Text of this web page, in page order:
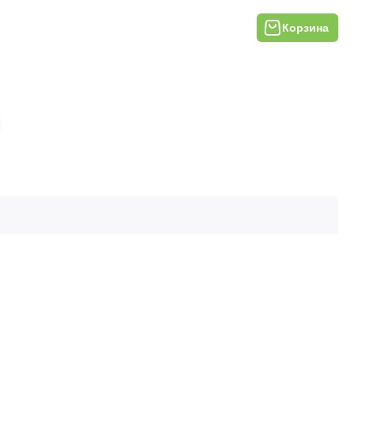
Корзина